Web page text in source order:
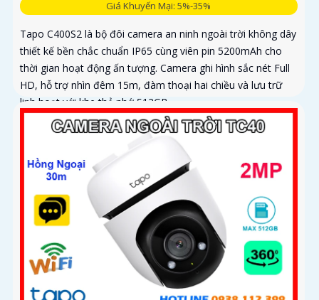
Giá Khuyến Mại: 5%-35%
Tapo C400S2 là bộ đôi camera an ninh ngoài trời không dây
thiết kế bền chắc chuẩn IP65 cùng viên pin 5200mAh cho
thời gian hoạt động ấn tượng. Camera ghi hình sắc nét Full
HD, hỗ trợ nhìn đêm 15m, đàm thoại hai chiều và lưu trữ
linh hoạt với khe thẻ nhớ 512GB